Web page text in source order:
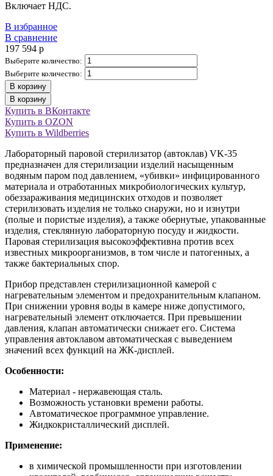
Включает НДС.
В избранное
В сравнение
197 594 p
Выберите количество:
Выберите количество:
В корзину
В корзину
Купить в ВКонтакте
Купить в OZON
Купить в Wildberries
Лабораторный паровой стерилизатор (автоклав) VK-35
предназначен для стерилизации изделий насыщенным
водяным паром под давлением, «убивки» инфицированного
материала и отработанных микробиологических культур,
обеззараживания медицинских отходов и позволяет
стерилизовать изделия не только снаружи, но и изнутри
(полые и пористые изделия), а также обернутые, упакованные
изделия, стеклянную лабораторную посуду и жидкости.
Паровая стерилизация высокоэффективна против всех
известных микроорганизмов, в том числе и патогенных, а
также бактериальных спор.
Прибор представлен стерилизационной камерой с
нагревательным элементом и предохранительным клапаном.
При снижении уровня воды в камере ниже допустимого,
нагревательный элемент отключается. При превышении
давления, клапан автоматически снижает его. Система
управления автоклавом автоматическая с выведением
значений всех функций на ЖК-дисплей.
Особенности:
Материал - нержавеющая сталь.
Возможность установки времени работы.
Автоматическое программное управление.
Жидкокристаллический дисплей.
Применение:
в химической промышленности при изготовлении